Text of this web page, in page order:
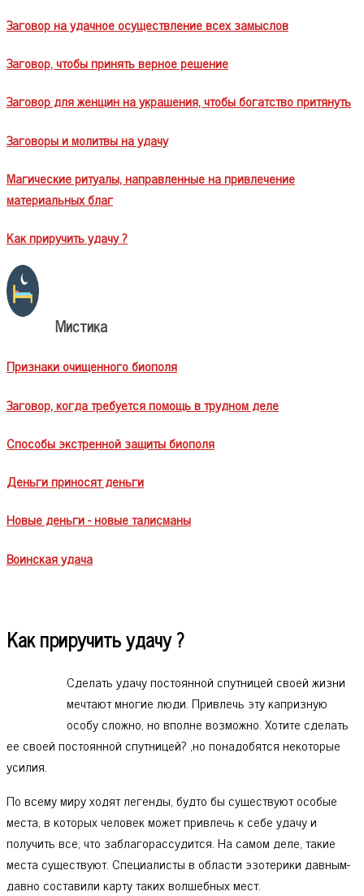
Заговор на удачное осуществление всех замыслов
Заговор, чтобы принять верное решение
Заговор для женщин на украшения, чтобы богатство притянуть
Заговоры и молитвы на удачу
Магические ритуалы, направленные на привлечение
материальных благ
Как приручить удачу ?
Мистика
Признаки очищенного биополя
Заговор, когда требуется помощь в трудном деле
Способы экстренной защиты биополя
Деньги приносят деньги
Новые деньги - новые талисманы
Воинская удача
Как приручить удачу ?
Сделать удачу постоянной спутницей своей жизни
мечтают многие люди. Привлечь эту капризную
особу сложно, но вполне возможно. Хотите сделать
ее своей постоянной спутницей? ,но понадобятся некоторые
усилия.
По всему миру ходят легенды, будто бы существуют особые
места, в которых человек может привлечь к себе удачу и
получить все, что заблагорассудится. На самом деле, такие
места существуют. Специалисты в области эзотерики давным-
давно составили карту таких волшебных мест.